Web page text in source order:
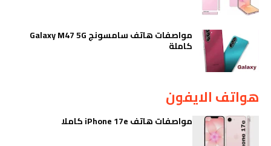
مواصفات هاتف سامسونج Galaxy M47 5G
كاملة
هواتف الايفون
مواصفات هاتف iPhone 17e كاملا